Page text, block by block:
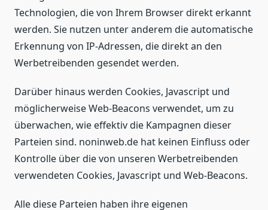
Technologien, die von Ihrem Browser direkt erkannt
werden. Sie nutzen unter anderem die automatische
Erkennung von IP-Adressen, die direkt an den
Werbetreibenden gesendet werden.
Darüber hinaus werden Cookies, Javascript und
möglicherweise Web-Beacons verwendet, um zu
überwachen, wie effektiv die Kampagnen dieser
Parteien sind. noninweb.de hat keinen Einfluss oder
Kontrolle über die von unseren Werbetreibenden
verwendeten Cookies, Javascript und Web-Beacons.
Alle diese Parteien haben ihre eigenen